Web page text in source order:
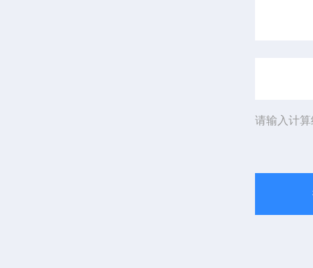
请输入计